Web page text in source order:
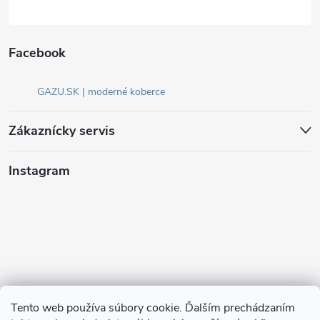
Tento web používa súbory cookie. Ďalším prechádzaním
Facebook
GAZU.SK | moderné koberce
Zákaznícky servis
Instagram